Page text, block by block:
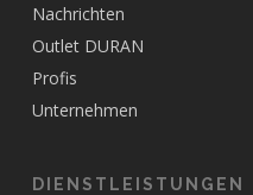
Nachrichten
Outlet DURAN
Profis
Unternehmen
DIENSTLEISTUNGEN